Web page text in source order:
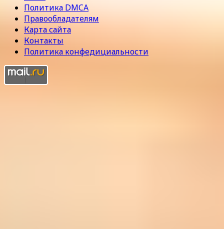
Политика DMCA
Правообладателям
Карта сайта
Контакты
Политика конфедициальности